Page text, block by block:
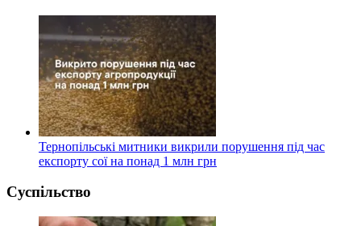
Тернопільські митники викрили порушення під час
експорту сої на понад 1 млн грн
Суспільство